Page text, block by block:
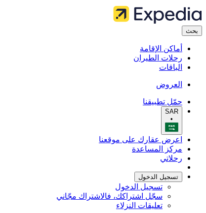
بحث
أماكن الإقامة
رحلات الطيران
الباقات
العروض
حمّل تطبيقنا
SAR
•
اعرض عقارك على موقعنا
مركز المساعدة
رحلاتي
تسجيل الدخول
تسجيل الدخول
سجّل اشتراكك، فالاشتراك مجّاني
تعليقات النزلاء